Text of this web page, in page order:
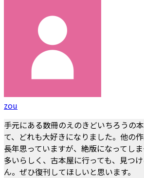
zou
手元にある数冊のえのきどいちろうの
て、どれも大好きになりました。他の
長年思っていますが、絶版になってし
多いらしく、古本屋に行っても、見つ
ん。ぜひ復刊してほしいと思います。